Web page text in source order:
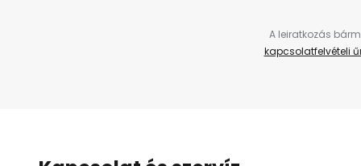
A leiratkozás
kapcsolatfelvételi